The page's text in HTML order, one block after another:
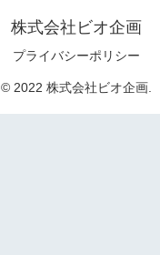
株式会社ビオ企画
プライバシーポリシー
© 2022 株式会社ビオ企画.